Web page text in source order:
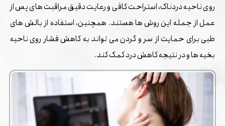
روی ناحیه دردناک، استراحت کافی و رعایت دقیق مراقبت ‌های پس از
عمل از جمله این روش ‌ها هستند. همچنین، استفاده از بالش‌ های
طبی برای حمایت از سر و گردن می ‌تواند به کاهش فشار روی ناحیه
بخیه‌ ها و در نتیجه کاهش درد کمک کند.